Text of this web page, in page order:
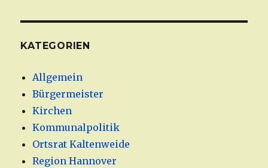
KATEGORIEN
Allgemein
Bürgermeister
Kirchen
Kommunalpolitik
Ortsrat Kaltenweide
Region Hannover